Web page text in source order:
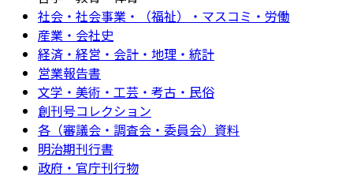
社会・社会事業・（福祉）・マスコミ・労働
産業・会社史
経済・経営・会計・地理・統計
営業報告書
文学・美術・工芸・考古・民俗
創刊号コレクション
各（審議会・調査会・委員会）資料
明治期刊行書
政府・官庁刊行物